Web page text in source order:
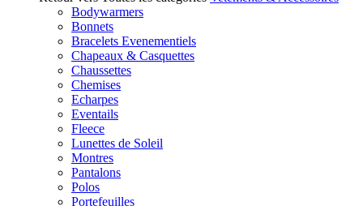
Bodywarmers
Bonnets
Bracelets Evenementiels
Chapeaux & Casquettes
Chaussettes
Chemises
Echarpes
Eventails
Fleece
Lunettes de Soleil
Montres
Pantalons
Polos
Portefeuilles